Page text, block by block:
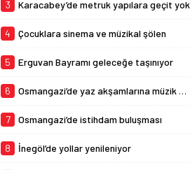
3 Karacabey’de metruk yapılara geçit yok
4 Çocuklara sinema ve müzikal şölen
5 Erguvan Bayramı geleceğe taşınıyor
6 Osmangazi’de yaz akşamlarına müzik ve eğlence damgası
7 Osmangazi’de istihdam buluşması
8 İnegöl’de yollar yenileniyor